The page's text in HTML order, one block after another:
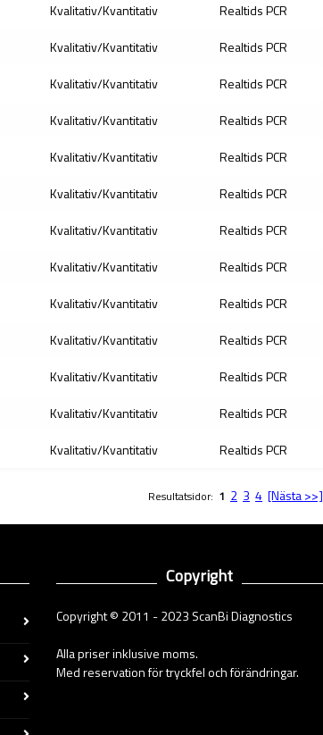
Kvalitativ/Kvantitativ
Realtids PCR
Kvalitativ/Kvantitativ
Realtids PCR
Kvalitativ/Kvantitativ
Realtids PCR
Kvalitativ/Kvantitativ
Realtids PCR
Kvalitativ/Kvantitativ
Realtids PCR
Kvalitativ/Kvantitativ
Realtids PCR
Kvalitativ/Kvantitativ
Realtids PCR
Kvalitativ/Kvantitativ
Realtids PCR
Kvalitativ/Kvantitativ
Realtids PCR
Kvalitativ/Kvantitativ
Realtids PCR
Kvalitativ/Kvantitativ
Realtids PCR
Kvalitativ/Kvantitativ
Realtids PCR
Kvalitativ/Kvantitativ Realtids PCR
Resultatsidor: 1 2 3 4 [Nästa >>]
Copyright
Copyright © 2011 - 2023 ScanBi Diagnostics
Alla priser inklusive moms.
Med reservation för tryckfel och förändringar.